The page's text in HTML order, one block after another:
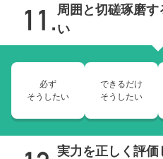
周囲と切磋琢磨
い
必ず
そうしたい
できるだけ
そうしたい
実力を正しく評価